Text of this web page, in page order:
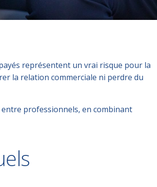
représentent un vrai risque pour la
la relation commerciale ni perdre du
professionnels, en combinant